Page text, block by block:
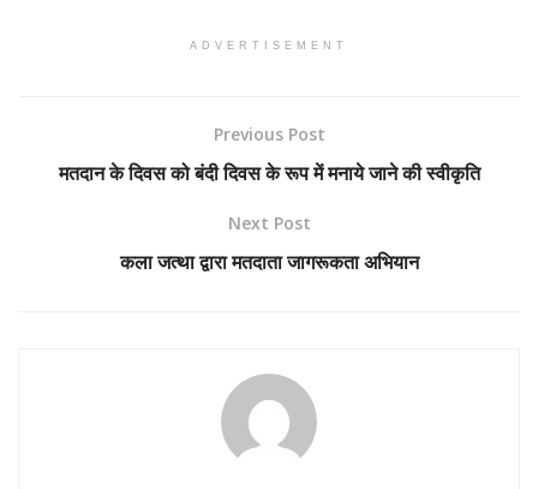
ADVERTISEMENT
Previous Post
मतदान के दिवस को बंदी दिवस के रूप में मनाये जाने की स्वीकृति
Next Post
कला जत्था द्वारा मतदाता जागरूकता अभियान